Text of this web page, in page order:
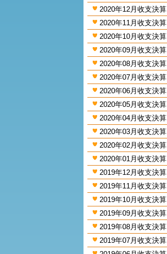
2020年12月收支決算
2020年11月收支決算
2020年10月收支決算
2020年09月收支決算
2020年08月收支決算
2020年07月收支決算
2020年06月收支決算
2020年05月收支決算
2020年04月收支決算
2020年03月收支決算
2020年02月收支決算
2020年01月收支決算
2019年12月收支決算
2019年11月收支決算
2019年10月收支決算
2019年09月收支決算
2019年08月收支決算
2019年07月收支決算